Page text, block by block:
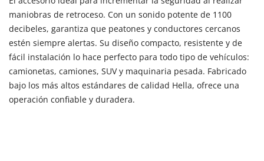
maniobras de retroceso. Con un sonido potente de 1100
decibeles, garantiza que peatones y conductores cercanos
estén siempre alertas. Su diseño compacto, resistente y de
fácil instalación lo hace perfecto para todo tipo de vehículos:
camionetas, camiones, SUV y maquinaria pesada. Fabricado
bajo los más altos estándares de calidad Hella, ofrece una
operación confiable y duradera.